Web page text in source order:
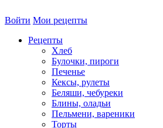
Войти Мои рецепты
Рецепты
Хлеб
Булочки, пироги
Печенье
Кексы, рулеты
Беляши, чебуреки
Блины, оладьи
Пельмени, вареники
Торты